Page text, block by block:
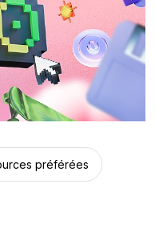
préférées